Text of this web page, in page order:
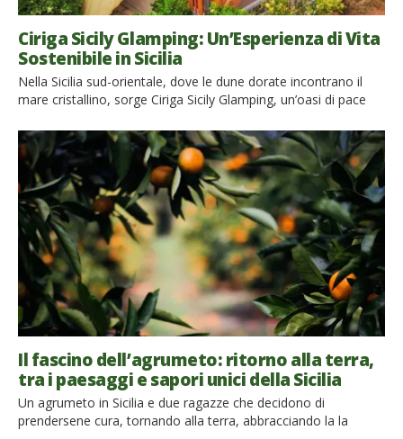
Ciriga Sicily Glamping: Un’Esperienza di Vita
Sostenibile in Sicilia
Nella Sicilia sud-orientale, dove le dune dorate incontrano il
mare cristallino, sorge Ciriga Sicily Glamping, un’oasi di pace
di un soggiorno esclusivo. Qui, il concetto di ospitalità si
trasforma in un’esperienza autentica e sostenibile, in cui il
rispetto per l’ambiente si intreccia con il piacere […]
Il fascino dell’agrumeto: ritorno alla terra,
tra i paesaggi e sapori unici della Sicilia
Un agrumeto in Sicilia e due ragazze che decidono di
prendersene cura, tornando alla terra, abbracciando la la